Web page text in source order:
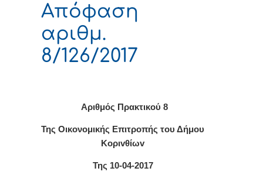
Απόφαση
αριθμ.
8/126/2017
Αριθμός Πρακτικού 8
Της Οικονομικής Επιτρoπής τoυ Δήμoυ
Κoριvθίωv
Της 10-04-2017